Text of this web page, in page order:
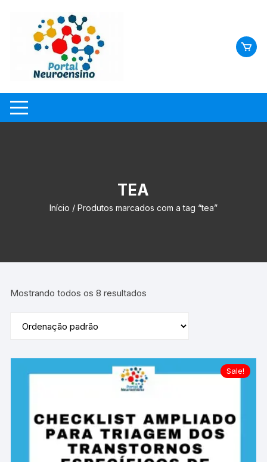
TEA
Início / Produtos marcados com a tag “tea”
Mostrando todos os 8 resultados
Sale!